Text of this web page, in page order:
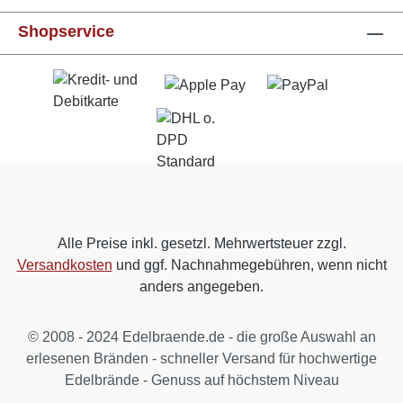
Vielzahl an Tonics immer wieder neu
kombinierbar. Eine wahrhaft echte
Abwechslung. Freud ist ein echtes deutsches
Produkt. Und nicht nur als solches gelabelt!
Freud wird lokal gemacht - die neue Marke aus
der Brennerei Ziegler für „German Whisky &
Gin“. GPSR-Informationen HerstellerFirma:
Gebr. Josef & Matthäus Ziegler GmbHLand:
Shopservice
Alle Preise inkl. gesetzl. Mehrwertsteuer zzgl.
Versandkosten und ggf. Nachnahmegebühren, wenn nicht
anders angegeben.
© 2008 - 2024 Edelbraende.de - die große Auswahl an
erlesenen Bränden - schneller Versand für hochwertige
Edelbrände - Genuss auf höchstem Niveau